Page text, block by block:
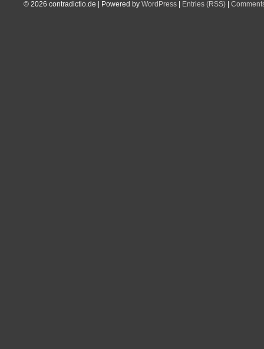
© 2026 contradictio.de | Powered by WordPress | Entries (RSS) |